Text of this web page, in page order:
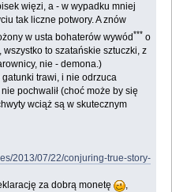
więzi, a - w wypadku mniej
tak liczne potwory. A znów
w usta bohaterów wywód*** o
to szatańskie sztuczki, z
nie - demona.)
trawi, i nie odrzuca
pochwalił (choć może by się
wciąż są w skutecznym
2013/07/22/conjuring-true-story-
za dobrą monetę
,